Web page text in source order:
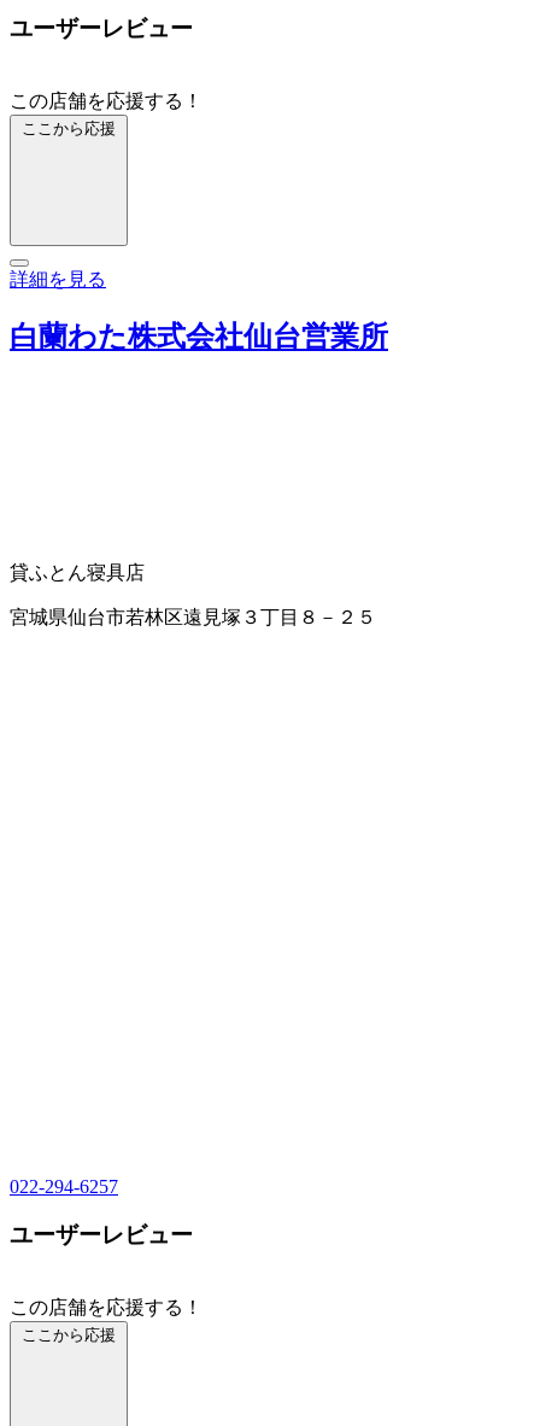
ユーザーレビュー
この店舗を応援する！
ここから応援
詳細を見る
白蘭わた株式会社仙台営業所
貸ふとん寝具店
宮城県仙台市若林区遠見塚３丁目８－２５
022-294-6257
ユーザーレビュー
この店舗を応援する！
ここから応援